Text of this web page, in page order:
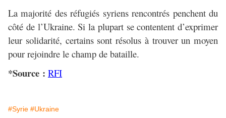
La majorité des réfugiés syriens rencontrés penchent du
côté de l’Ukraine. Si la plupart se contentent d’exprimer
leur solidarité, certains sont résolus à trouver un moyen
pour rejoindre le champ de bataille.
*Source : RFI
#Syrie #Ukraine